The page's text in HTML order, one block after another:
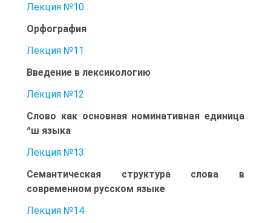
Лекция №10
Орфография
Лекция №11
Введение в лексикологию
Лекция №12
Слово как основная номинативная единица
^ш языка
Лекция №13
Семантическая структура слова в
современном русском языке
Лекция №14